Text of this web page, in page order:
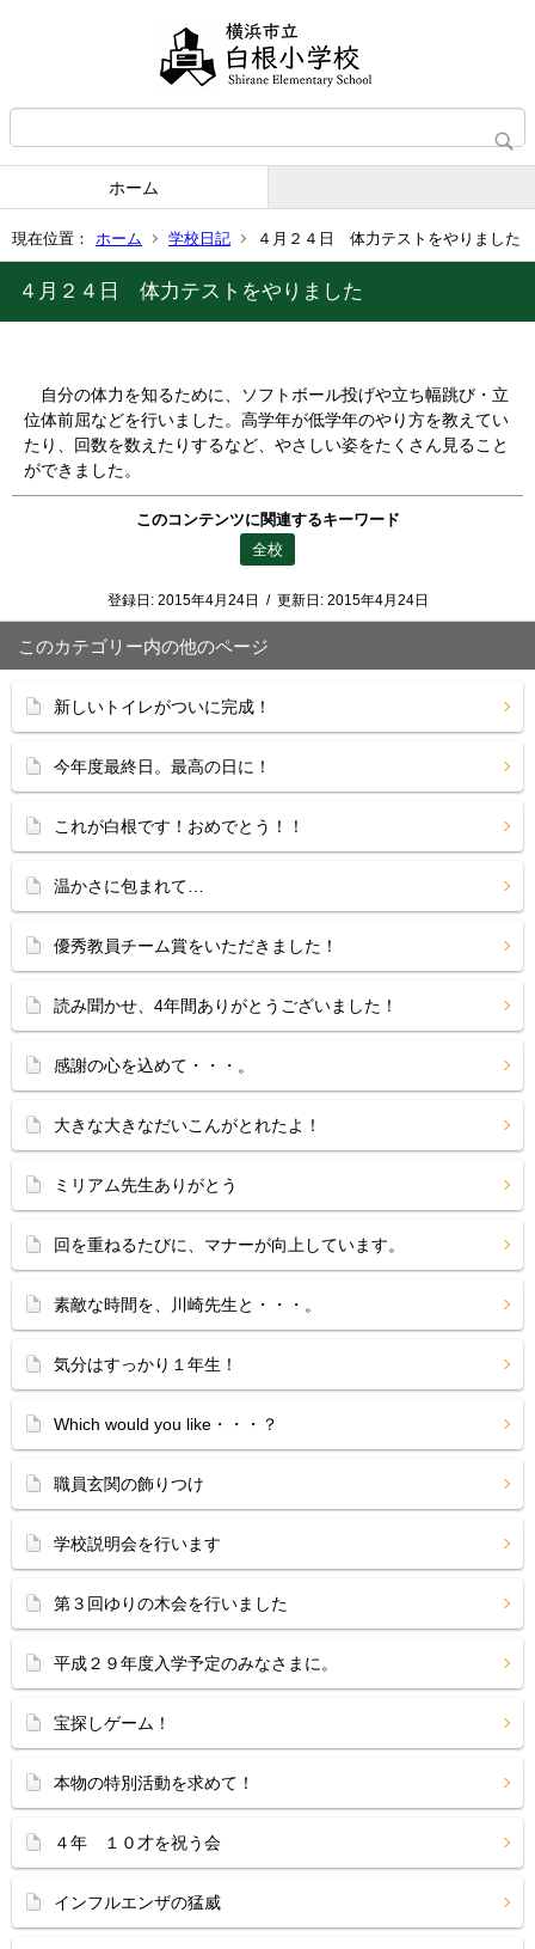
ホーム
現在位置： ホーム 学校日記 ４月２４日 体力テストをやりました
４月２４日 体力テストをやりました
自分の体力を知るために、ソフトボール投げや立ち幅跳び・立
位体前屈などを行いました。高学年が低学年のやり方を教えてい
たり、回数を数えたりするなど、やさしい姿をたくさん見ること
ができました。
このコンテンツに関連するキーワード
全校
登録日: 2015年4月24日 / 更新日: 2015年4月24日
このカテゴリー内の他のページ
新しいトイレがついに完成！
今年度最終日。最高の日に！
これが白根です！おめでとう！！
温かさに包まれて…
優秀教員チーム賞をいただきました！
読み聞かせ、4年間ありがとうございました！
感謝の心を込めて・・・。
大きな大きなだいこんがとれたよ！
ミリアム先生ありがとう
回を重ねるたびに、マナーが向上しています。
素敵な時間を、川崎先生と・・・。
気分はすっかり１年生！
Which would you like・・・？
職員玄関の飾りつけ
学校説明会を行います
第３回ゆりの木会を行いました
平成２９年度入学予定のみなさまに。
宝探しゲーム！
本物の特別活動を求めて！
４年 １０才を祝う会
インフルエンザの猛威